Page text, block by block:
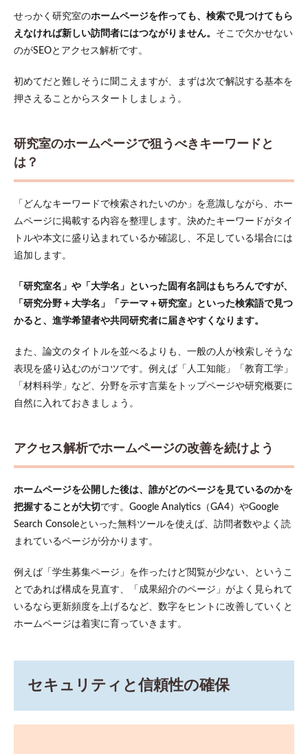
せっかく研究室のホームページを作っても、検索で見つけてもら
えなければ新しい訪問者にはつながりません。 そこで欠かせない
のがSEOとアクセス解析です。
初めてだと難しそうに聞こえますが、まずは次で解説する基本を
押さえることからスタートしましょう。
研究室のホームページで狙うべきキーワードと
は？
「どんなキーワードで検索されたいのか」を意識しながら、ホー
ムページに掲載する内容を整理します。決めたキーワードがタイ
トルや本文に盛り込まれているか確認し、不足している場合には
追加します。
「研究室名」や「大学名」といった固有名詞はもちろんですが、
「研究分野＋大学名」「テーマ＋研究室」といった検索語で見つ
かると、進学希望者や共同研究者に届きやすくなります。
また、論文のタイトルを並べるよりも、一般の人が検索しそうな
表現を盛り込むのがコツです。例えば「人工知能」「教育工学」
「材料科学」など、分野を示す言葉をトップページや研究概要に
自然に入れておきましょう。
アクセス解析でホームページの改善を続けよう
ホームページを公開した後は、誰がどのページを見ているのかを
把握することが大切 です。Google Analytics（GA4）やGoogle
Search Consoleといった無料ツールを使えば、訪問者数やよく読
まれているページが分かります。
例えば「学生募集ページ」を作ったけど閲覧が少ない、というこ
とであれば構成を見直す、「成果紹介のページ」がよく見られて
いるなら更新頻度を上げるなど、数字をヒントに改善していくと
ホームページは着実に育っていきます。
セキュリティと信頼性の確保